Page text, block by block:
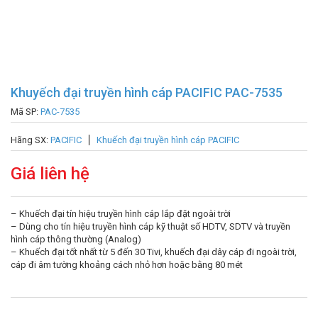
Khuyếch đại truyền hình cáp PACIFIC PAC-7535
Mã SP: PAC-7535
Hãng SX: PACIFIC Khuếch đại truyền hình cáp PACIFIC
Giá liên hệ
– Khuếch đại tín hiệu truyền hình cáp lắp đặt ngoài trời
– Dùng cho tín hiệu truyền hình cáp kỹ thuật số HDTV, SDTV và truyền
hình cáp thông thường (Analog)
– Khuếch đại tốt nhất từ 5 đến 30 Tivi, khuếch đại dây cáp đi ngoài trời,
cáp đi âm tường khoảng cách nhỏ hơn hoặc bằng 80 mét